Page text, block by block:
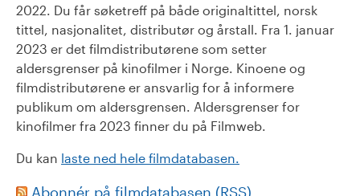
2022. Du får søketreff på både originaltittel, norsk
tittel, nasjonalitet, distributør og årstall. Fra 1. januar
2023 er det filmdistributørene som setter
aldersgrenser på kinofilmer i Norge. Kinoene og
filmdistributørene er ansvarlig for å informere
publikum om aldersgrensen. Aldersgrenser for
kinofilmer fra 2023 finner du på Filmweb.
Du kan laste ned hele filmdatabasen.
Abonnér på filmdatabasen (RSS)